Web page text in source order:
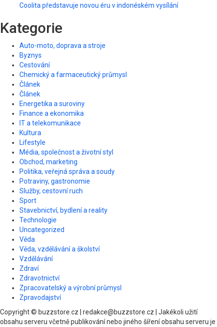
Coolita představuje novou éru v indonéském vysílání
Kategorie
Auto-moto, doprava a stroje
Byznys
Cestování
Chemický a farmaceutický průmysl
Článek
Článek
Energetika a suroviny
Finance a ekonomika
IT a telekomunikace
Kultura
Lifestyle
Média, společnost a životní styl
Obchod, marketing
Politika, veřejná správa a soudy
Potraviny, gastronomie
Služby, cestovní ruch
Sport
Stavebnictví, bydlení a reality
Technologie
Uncategorized
Věda
Věda, vzdělávání a školství
Vzdělávání
Zdraví
Zdravotnictví
Zpracovatelský a výrobní průmysl
Zpravodajství
Copyright © buzzstore.cz | redakce@buzzstore.cz | Jakékoli užití
obsahu serveru včetně publikování nebo jiného šíření obsahu serveru je